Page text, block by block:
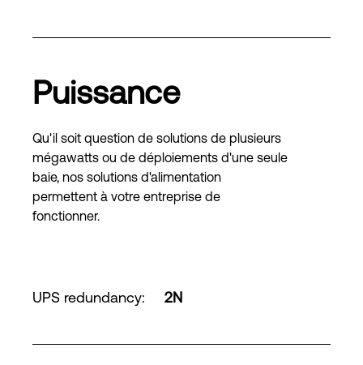
Puissance
Qu'il soit question de solutions de plusieurs
mégawatts ou de déploiements d'une seule
baie, nos solutions d'alimentation
permettent à votre entreprise de
fonctionner.
UPS redundancy: 2N